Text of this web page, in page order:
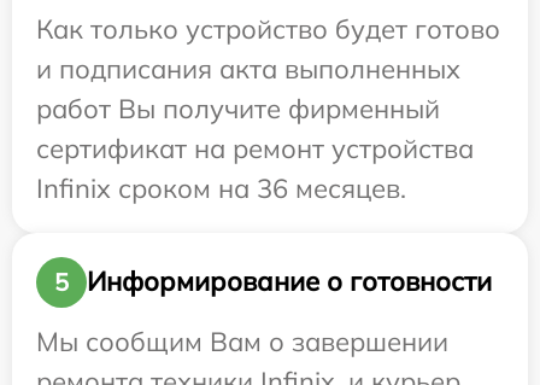
Как только устройство будет готово
и подписания акта выполненных
работ Вы получите фирменный
сертификат на ремонт устройства
Infinix сроком на 36 месяцев.
5
Информирование о готовности
Мы сообщим Вам о завершении